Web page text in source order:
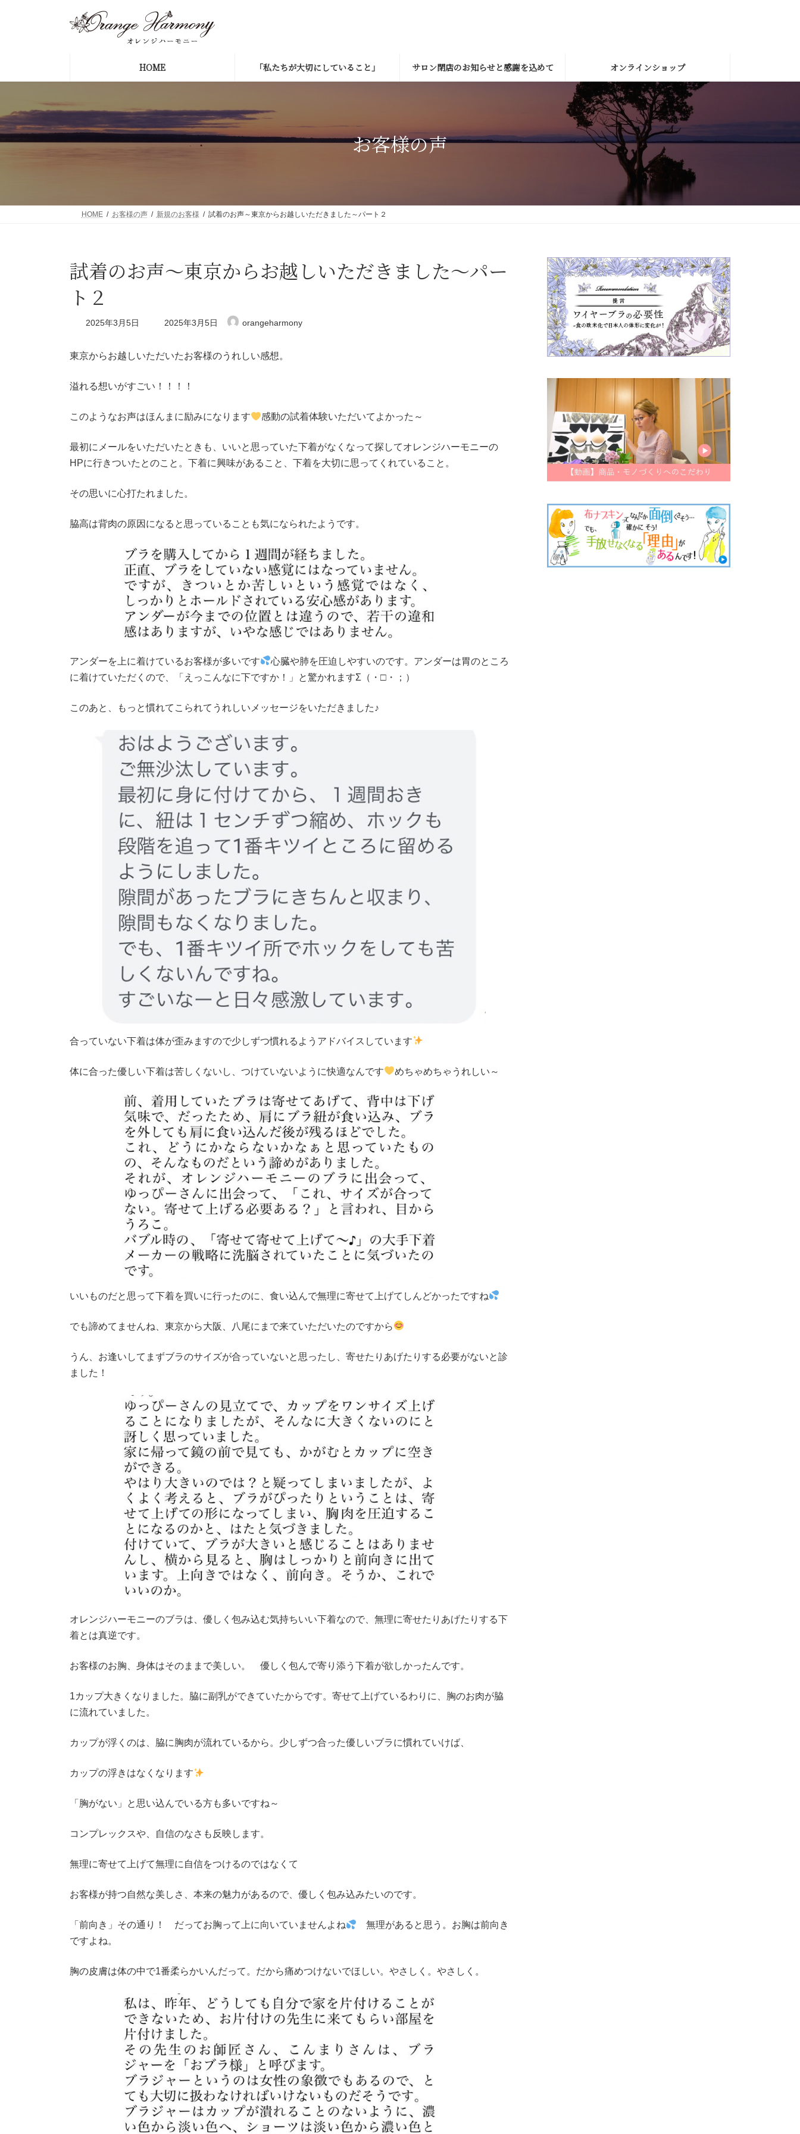
ス
プ
ン
動
HOME 「私たちが大切にしていること」 サロン閉店のお知らせと感謝を込めて オンラインショップ
お客様の声
HOME お客様の声 新規のお客様 試着のお声～東京からお越しいただきました～パート２
試着のお声～東京からお越しいただきました～パー
ト２
2025年3月5日
最
終
新
日
2025年3月5日 orangeharmony
東京からお越しいただいたお客様のうれしい感想。
溢れる想いがすごい！！！！
このようなお声はほんまに励みになります 感動の試着体験いただいてよかった～
最初にメールをいただいたときも、いいと思っていた下着がなくなって探してオレンジハーモニーの
HPに行きついたとのこと。下着に興味があること、下着を大切に思ってくれていること。
その思いに心打たれました。
脇高は背肉の原因になると思っていることも気になられたようです。
アンダーを上に着けているお客様が多いです
心臓や肺を圧迫しやすいのです。アンダーは胃のところ
に着けていただくので、「えっこんなに下ですか！」と驚かれますΣ（・□・；）
このあと、もっと慣れてこられてうれしいメッセージをいただきました♪
合っていない下着は体が歪みますので少しずつ慣れるようアドバイスしています
体に合った優しい下着は苦しくないし、つけていないように快適なんです めちゃめちゃうれしい～
いいものだと思って下着を買いに行ったのに、食い込んで無理に寄せて上げてしんどかったですね
でも諦めてませんね、東京から大阪、八尾にまで来ていただいたのですから
うん、お逢いしてまずブラのサイズが合っていないと思ったし、寄せたりあげたりする必要がないと診
ました！
オレンジハーモニーのブラは、優しく包み込む気持ちいい下着なので、無理に寄せたりあげたりする下
着とは真逆です。
お客様のお胸、身体はそのままで美しい。 優しく包んで寄り添う下着が欲しかったんです。
1カップ大きくなりました。脇に副乳ができていたからです。寄せて上げているわりに、胸のお肉が脇
に流れていました。
カップが浮くのは、脇に胸肉が流れているから。少しずつ合った優しいブラに慣れていけば、
カップの浮きはなくなります
「胸がない」と思い込んでいる方も多いですね～
コンプレックスや、自信のなさも反映します。
無理に寄せて上げて無理に自信をつけるのではなくて
お客様が持つ自然な美しさ、本来の魅力があるので、優しく包み込みたいのです。
「前向き」その通り！ だってお胸って上に向いていませんよね
無理があると思う。お胸は前向き
ですよね。
胸の皮膚は体の中で1番柔らかいんだって。だから痛めつけないでほしい。やさしく。やさしく。